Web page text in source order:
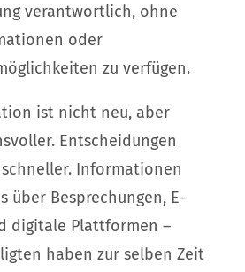
verantwortlich, ohne
oder
zu verfügen.
ist nicht neu, aber
Entscheidungen
Informationen
über Besprechungen, E-
digitale Plattformen –
haben zur selben Zeit